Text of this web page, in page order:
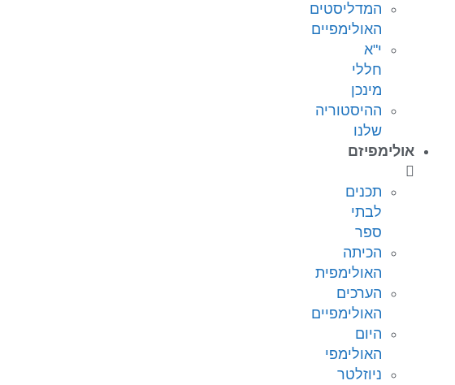
המדליסטים
האולימפיים
י"א
חללי
מינכן
ההיסטוריה
שלנו
אולימפיזם
תכנים
לבתי
ספר
הכיתה
האולימפית
הערכים
האולימפיים
היום
האולימפי
ניוזלטר